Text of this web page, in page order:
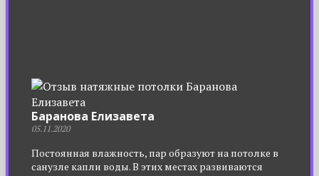
Баранова Елизавета
05.11.2020
Постоянная влажность, пар образуют на потолке в
санузле капли воды. В этих местах развиваются